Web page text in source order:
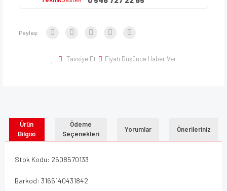
Paylaş:
Tavsiye Et Fiyatı Düşünce Haber Ver
Ürün
Bilgisi
Ödeme
Seçenekleri
Yorumlar Önerileriniz
Stok Kodu: 2608570133
Barkod: 3165140431842